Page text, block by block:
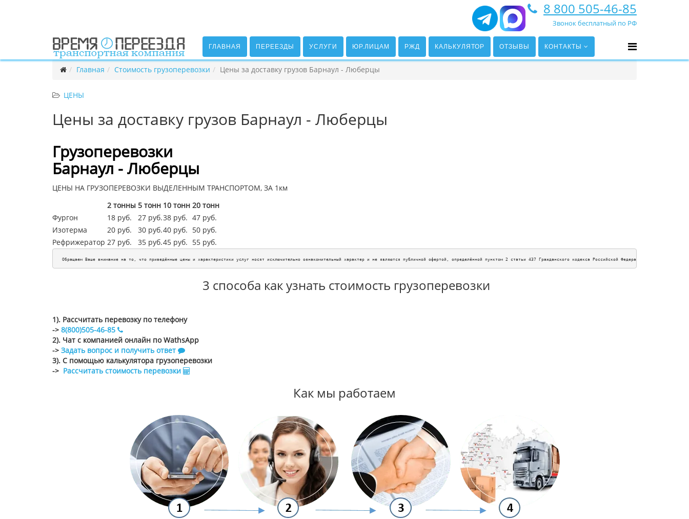
8 800 505-46-85
Звонок бесплатный по РФ
ГЛАВНАЯ ПЕРЕЕЗДЫ УСЛУГИ ЮР.ЛИЦАМ РЖД КАЛЬКУЛЯТОР ОТЗЫВЫ КОНТАКТЫ
Главная Стоимость грузоперевозки Цены за доставку грузов Барнаул - Люберцы
ЦЕНЫ
Цены за доставку грузов Барнаул - Люберцы
Грузоперевозки
Барнаул - Люберцы
ЦЕНЫ НА ГРУЗОПЕРЕВОЗКИ ВЫДЕЛЕННЫМ ТРАНСПОРТОМ, ЗА 1км
2 тонны 5 тонн 10 тонн 20 тонн
Фургон
18 руб. 27 руб.38 руб. 47 руб.
Изотерма
20 руб. 30 руб.40 руб. 50 руб.
Рефрижератор 27 руб. 35 руб.45 руб. 55 руб.
Обращаем Ваше внимание на то, что приведённые цены и характеристики услуг носят исключительно ознакомительный характер и не являются публичной офертой, определённой пунктом 2 статьи 437 Гражданского кодекса Российской Федерации. Для
3 способа как узнать стоимость грузоперевозки
1). Рассчитать перевозку по телефону
-> 8(800)505-46-85
2). Чат с компанией онлайн по WathsApp
-> Задать вопрос и получить ответ
3). С помощью калькулятора грузоперевозки
-> Рассчитать стоимость перевозки
Как мы работаем